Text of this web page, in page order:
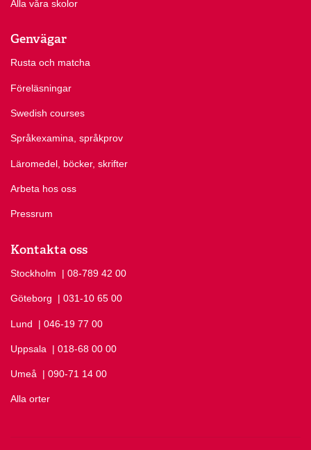
Alla våra skolor
Genvägar
Rusta och matcha
Föreläsningar
Swedish courses
Språkexamina, språkprov
Läromedel, böcker, skrifter
Arbeta hos oss
Pressrum
Kontakta oss
Stockholm Ring Stockholm på
| 08-789 42 00
Göteborg Ring Göteborg på
| 031-10 65 00
Lund Ring Lund på
| 046-19 77 00
Uppsala Ring Uppsala på
| 018-68 00 00
Umeå Ring Umeå på
| 090-71 14 00
Alla orter